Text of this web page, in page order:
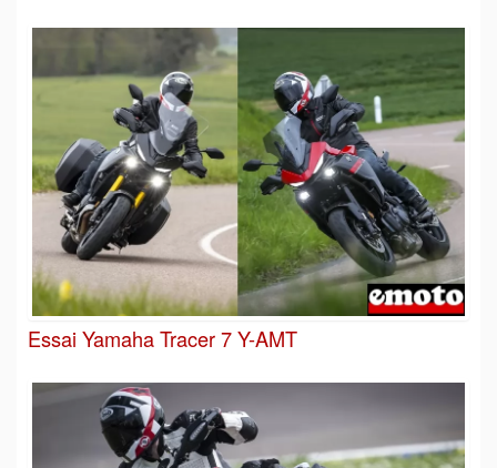
Essai Yamaha Tracer 7 Y-AMT